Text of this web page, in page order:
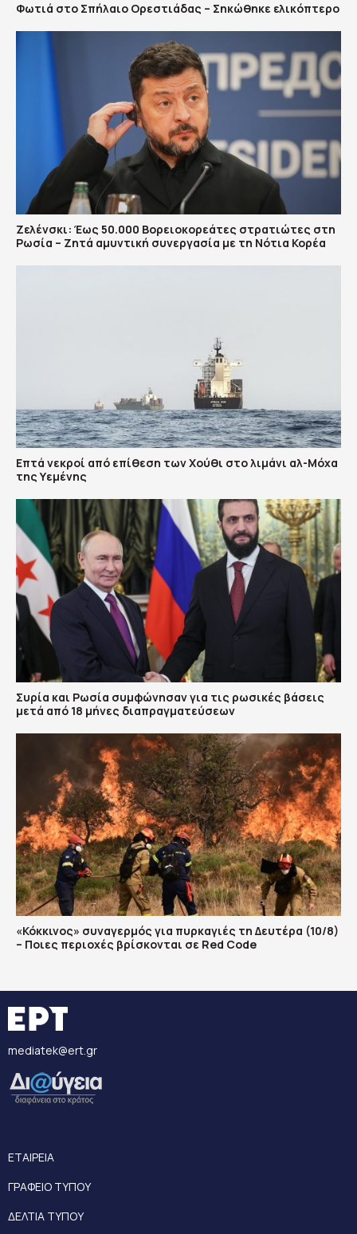
Φωτιά στο Σπήλαιο Ορεστιάδας – Σηκώθηκε ελικόπτερο
Ζελένσκι: Έως 50.000 Βορειοκορεάτες στρατιώτες στη
Ρωσία – Ζητά αμυντική συνεργασία με τη Νότια Κορέα
Επτά νεκροί από επίθεση των Χούθι στο λιμάνι αλ-Μόχα
της Υεμένης
Συρία και Ρωσία συμφώνησαν για τις ρωσικές βάσεις
μετά από 18 μήνες διαπραγματεύσεων
«Κόκκινος» συναγερμός για πυρκαγιές τη Δευτέρα (10/8)
– Ποιες περιοχές βρίσκονται σε Red Code
mediatek@ert.gr
ΕΤΑΙΡΕΙΑ
ΓΡΑΦΕΙΟ ΤΥΠΟΥ
ΔΕΛΤΙΑ ΤΥΠΟΥ